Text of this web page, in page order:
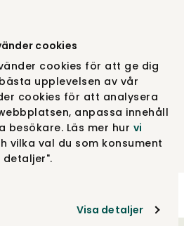
cookies
cookies för att ge dig
upplevelsen av vår
cookies för att analysera
anpassa innehåll
besökare. Läs mer hur vi
vilka val du som konsument
detaljer".
Visa detaljer
,Sommarrea
skaffa något nytt till hemmet
utkik på vår kampanjsida för
aktuellt just nu!